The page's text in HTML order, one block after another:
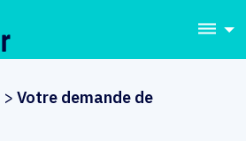
dehaze
> Votre demande de